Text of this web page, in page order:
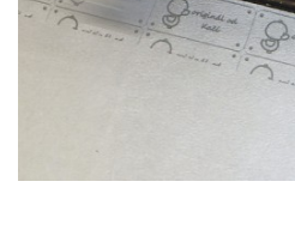
MOJE POSLEDNÍ PRÁCE